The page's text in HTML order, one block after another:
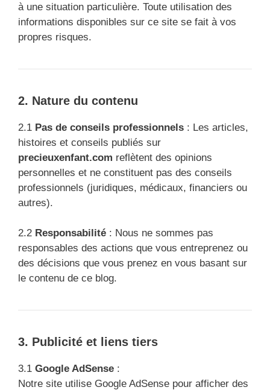
à une situation particulière. Toute utilisation des
informations disponibles sur ce site se fait à vos
propres risques.
2. Nature du contenu
2.1 Pas de conseils professionnels : Les articles,
histoires et conseils publiés sur
precieuxenfant.com reflètent des opinions
personnelles et ne constituent pas des conseils
professionnels (juridiques, médicaux, financiers ou
autres).
2.2 Responsabilité : Nous ne sommes pas
responsables des actions que vous entreprenez ou
des décisions que vous prenez en vous basant sur
le contenu de ce blog.
3. Publicité et liens tiers
3.1 Google AdSense :
Notre site utilise Google AdSense pour afficher des